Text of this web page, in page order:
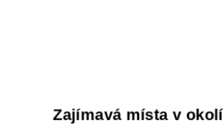
Zajímavá místa v okolí